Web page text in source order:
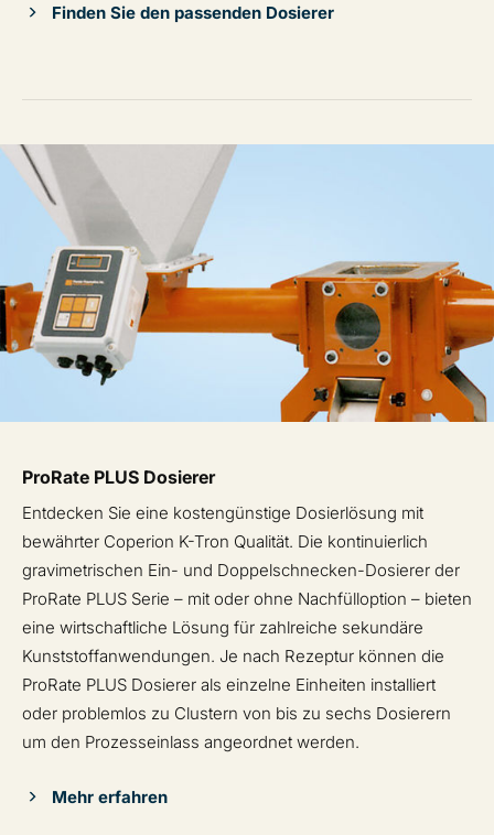
Finden Sie den passenden Dosierer
ProRate PLUS Dosierer
Entdecken Sie eine kostengünstige Dosierlösung mit
bewährter Coperion K-Tron Qualität. Die kontinuierlich
gravimetrischen Ein- und Doppelschnecken-Dosierer der
ProRate PLUS Serie – mit oder ohne Nachfülloption – bieten
eine wirtschaftliche Lösung für zahlreiche sekundäre
Kunststoffanwendungen. Je nach Rezeptur können die
ProRate PLUS Dosierer als einzelne Einheiten installiert
oder problemlos zu Clustern von bis zu sechs Dosierern
um den Prozesseinlass angeordnet werden.
Mehr erfahren